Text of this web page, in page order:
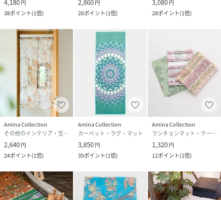
4,180円
38ポイント(1倍)
2,860円
26ポイント(1倍)
3,080円
28ポイント(1倍)
Amina Collection
その他のインテリア・生活雑貨
2,640円
24ポイント(1倍)
Amina Collection
カーペット・ラグ・マット
3,850円
35ポイント(1倍)
Amina Collection
ランチョンマット・テーブルクロス
1,320円
12ポイント(1倍)